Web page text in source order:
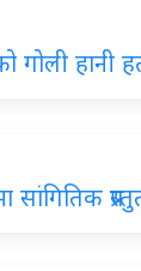
गोली हानी